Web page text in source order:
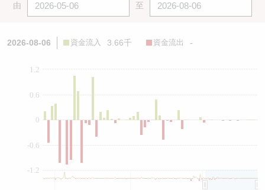
由 至
2026-08-06 資金流入 3.66千 資金流出 -
0
-1.2
-0.6
0.6
1.2